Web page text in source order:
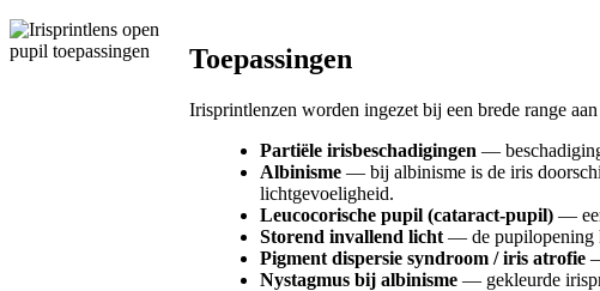
Toepassingen
Irisprintlenzen worden ingezet bij een brede range
Partiële irisbeschadigingen —
Albinisme — bij albinisme is de iris
lichtgevoeligheid.
Leucocorische pupil (cataract-pupil) —
Storend invallend licht — de pupilopening
Pigment dispersie syndroom / iris atrofie
Nystagmus bij albinisme — gekleurde